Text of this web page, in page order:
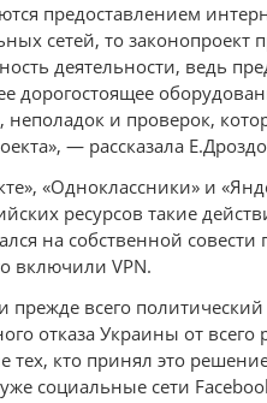
предоставлением
сетей, то законопроект
деятельности, ведь
дорогостоящее
неполадок и проверок,
— рассказала
«Одноклассники» и
ресурсов такие
на собственной совести
включили VPN.
всего политический
отказа Украины от всего
тех, кто принял это
социальные сети